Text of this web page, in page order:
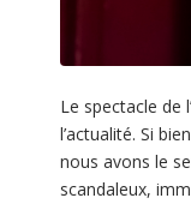
Le spectacle de
l’actualité. Si
nous avons le
scandaleux,